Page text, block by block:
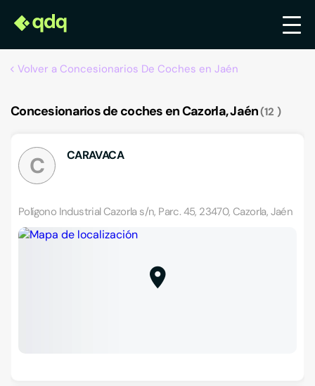
Volver a Concesionarios De Coches en Jaén
Concesionarios de coches en Cazorla, Jaén 12
C CARAVACA
Polígono Industrial Cazorla s/n, Parc. 45, 23470, Cazorla, Jaén